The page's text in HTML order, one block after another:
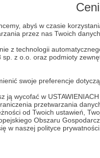
abyś w czasie
przez nas Twoich
z technologii
z o.o. oraz podmioty
swoje preferencje
ją wycofać w
przetwarzania
od Twoich ustawień,
Obszaru
w naszej polityce prywatności.
forma pensji, którą
z innych,
bardzo wiele lat
pieniędzy,
z niej relacje.
- hobby przeradza
jest więc dla
"Dobry wieczór